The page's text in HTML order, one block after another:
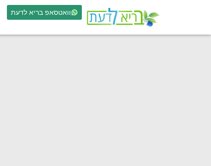
וואטסאפ בריא לדעת